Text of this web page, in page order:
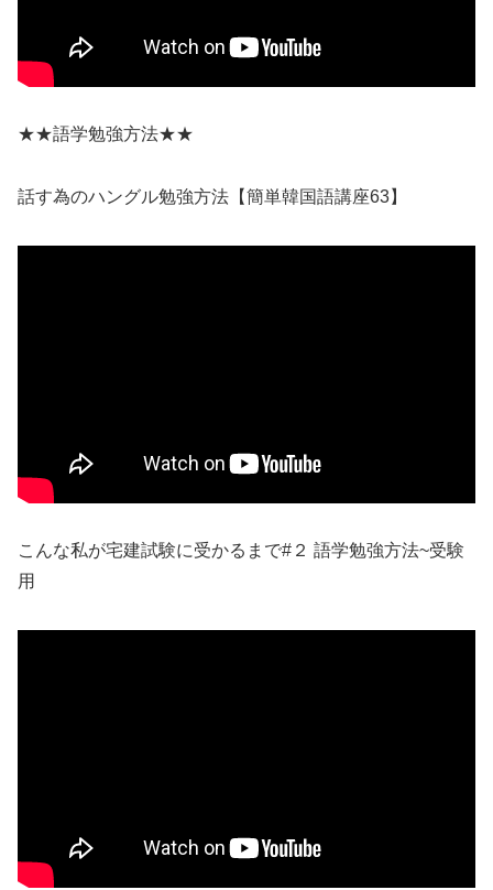
★★語学勉強方法★★
話す為のハングル勉強方法【簡単韓国語講座63】
こんな私が宅建試験に受かるまで#２ 語学勉強方法~受験
用